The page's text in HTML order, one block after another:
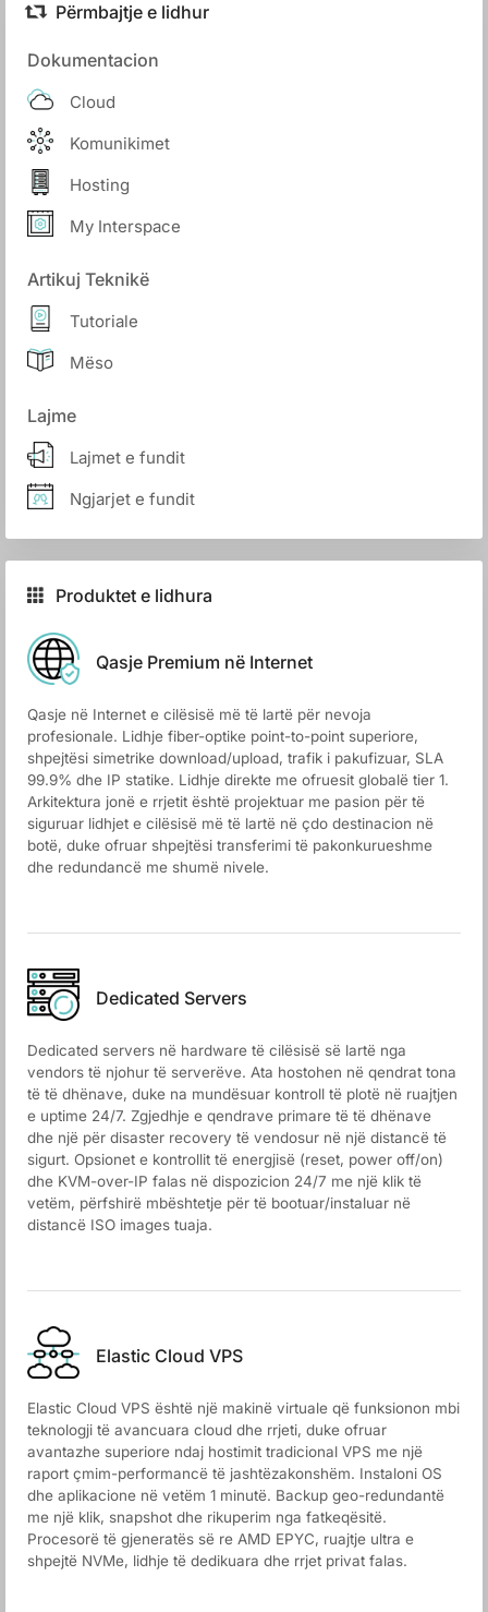
Përmbajtje e lidhur
Dokumentacion
Cloud
Komunikimet
Hosting
My Interspace
Artikuj Teknikë
Tutoriale
Mëso
Lajme
Lajmet e fundit
Ngjarjet e fundit
Produktet e lidhura
Qasje Premium në Internet
Qasje në Internet e cilësisë më të lartë për nevoja
profesionale. Lidhje fiber-optike point-to-point superiore,
shpejtësi simetrike download/upload, trafik i pakufizuar, SLA
99.9% dhe IP statike. Lidhje direkte me ofruesit globalë tier 1.
Arkitektura jonë e rrjetit është projektuar me pasion për të
siguruar lidhjet e cilësisë më të lartë në çdo destinacion në
botë, duke ofruar shpejtësi transferimi të pakonkurueshme
dhe redundancë me shumë nivele.
Dedicated Servers
Dedicated servers në hardware të cilësisë së lartë nga
vendors të njohur të serverëve. Ata hostohen në qendrat tona
të të dhënave, duke na mundësuar kontroll të plotë në ruajtjen
e uptime 24/7. Zgjedhje e qendrave primare të të dhënave
dhe një për disaster recovery të vendosur në një distancë të
sigurt. Opsionet e kontrollit të energjisë (reset, power off/on)
dhe KVM-over-IP falas në dispozicion 24/7 me një klik të
vetëm, përfshirë mbështetje për të bootuar/instaluar në
distancë ISO images tuaja.
Elastic Cloud VPS
Elastic Cloud VPS është një makinë virtuale që funksionon mbi
teknologji të avancuara cloud dhe rrjeti, duke ofruar
avantazhe superiore ndaj hostimit tradicional VPS me një
raport çmim-performancë të jashtëzakonshëm. Instaloni OS
dhe aplikacione në vetëm 1 minutë. Backup geo-redundantë
me një klik, snapshot dhe rikuperim nga fatkeqësitë.
Procesorë të gjeneratës së re AMD EPYC, ruajtje ultra e
shpejtë NVMe, lidhje të dedikuara dhe rrjet privat falas.